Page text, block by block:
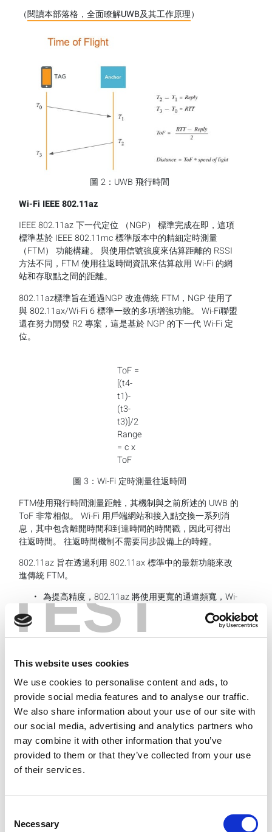
TEST
This website uses cookies
We use cookies to personalise content and ads, to
provide social media features and to analyse our traffic.
We also share information about your use of our site with
our social media, advertising and analytics partners who
may combine it with other information that you’ve
provided to them or that they’ve collected from your use
of their services.
Selection
Necessary
（閱讀本部落格，全面瞭解UWB及其工作原理）
圖 2：UWB 飛行時間
Wi-Fi IEEE 802.11az
IEEE 802.11az 下一代定位 （NGP） 標準完成在即，這項
標準基於 IEEE 802.11mc 標準版本中的精細定時測量
（FTM） 功能構建。 與使用信號強度來估算距離的 RSSI
方法不同，FTM 使用往返時間資訊來估算啟用 Wi-Fi 的網
站和存取點之間的距離。
802.11az標準旨在通過NGP 改進傳統 FTM，NGP 使用了
與 802.11ax/Wi-Fi 6 標準一致的多項增強功能。 Wi-Fi聯盟
還在努力開發 R2 專案，這是基於 NGP 的下一代 Wi-Fi 定
位。
ToF =
[(t4-
t1)-
(t3-
t3)]/2
Range
= c x
ToF
圖 3：Wi-Fi 定時測量往返時間
FTM使用飛行時間測量距離，其機制與之前所述的 UWB 的
ToF 非常相似。 Wi-Fi 用戶端網站和接入點交換一系列消
息，其中包含離開時間和到達時間的時間戳，因此可得出
往返時間。 往返時間機制不需要同步設備上的時鐘。
802.11az 旨在透過利用 802.11ax 標準中的最新功能來改
進傳統 FTM。
為提高精度，802.11az 將使用更寬的通道頻寬，Wi-
Fi 6 的通道頻寬最高可達 160 MHz，但 802.11be
（Wi-Fi 7） 可以擴展到 320 MHz， 因為更寬的頻寬
可提供更高的解析度。 為了更好地適應多路徑效
為提高協定效率，802.11az 重複使用 802.11ax
PHY 空數據包 （NDP） 幀，這些幀已針對波束成形
探測進行定義。 時間戳基於 HE 測距空數據包
（NDP） 幀或 HE 觸發 （TB） 回應測距 NDP 的交
換。
此外，802.11az 還利用了 Wi-Fi 6 的多使用者功能，
當將基於觸發器的測距與上行鏈路和下行鏈路
OFDMA 結合使用時，AP 可以利用單次傳輸有效地
從多個網站獲得測距資訊。 此功能極大地減少了交
換測距資訊所需的開銷，還提高了對更多網站的可擴
測試相關問題